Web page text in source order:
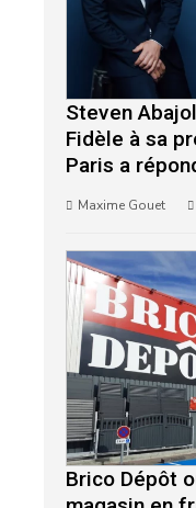
Steven
Fidèle à sa
Paris a
Maxime Gouet
Brico Dépôt